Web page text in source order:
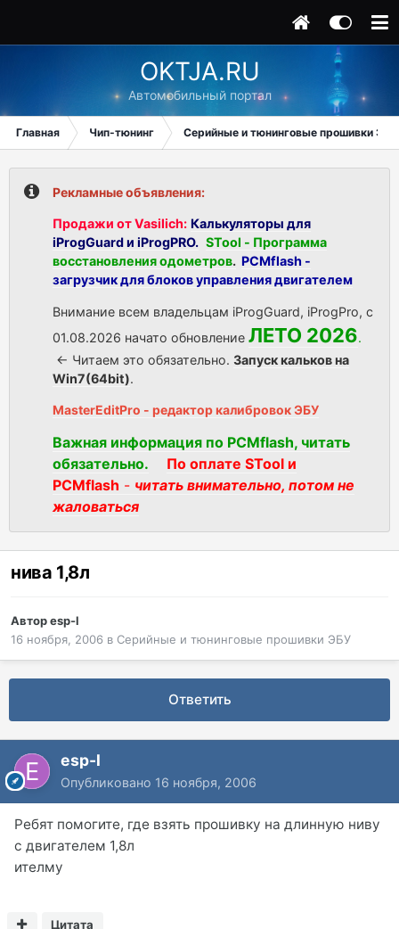
OKTJA.RU
Автомобильный портал
Главная Чип-тюнинг Серийные и тюнинговые прошивки ЭБУ
Рекламные объявления:
Продажи от Vasilich: Калькуляторы для
iProgGuard и iProgPRO. STool - Программа
восстановления одометров. PCMflash -
загрузчик для блоков управления двигателем
Внимание всем владельцам iProgGuard, iProgPro, с
01.08.2026 начато обновление ЛЕТО 2026.
<- Читаем это обязательно. Запуск кальков на
Win7(64bit).
MasterEditPro - редактор калибровок ЭБУ
Важная информация по PCMflash, читать
обязательно.
По оплате STool и
PCMflash - читать внимательно, потом не
жаловаться
нивa 1,8л
Авторesp-l
16 ноября, 2006 в Серийные и тюнинговые прошивки ЭБУ
Ответить
esp-l
Опубликовано 16 ноября, 2006
Ребят помогите, где взять прошивку на длинную ниву
с двигателем 1,8л
ителму
Цитата